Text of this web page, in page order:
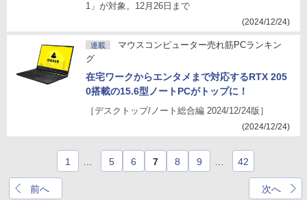
1」が対象。12月26日まで
(2024/12/24)
連載
マウスコンピューター売れ筋PCランキン
グ
在宅ワークからエンタメまで対応するRTX 205
0搭載の15.6型ノートPCがトップに！
［デスクトップ/ノート総合編 2024/12/24版］
(2024/12/24)
前へ
1 5 6 7 8 9 42
次へ